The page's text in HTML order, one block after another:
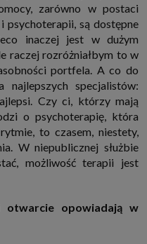
danych zobowiązującej
danych i niekorzystania z
internetowych takich jak pliki
i przetwarzania danych
i reklam oraz analizowania
W ten sposób technologię tę
SAGIER oraz nasi Zaufani
reklamy do Twoich preferencji.
w plikach i przechowywane na
tablet, smartphone itp.),
każdorazowym wejściu na
strony w Internecie.
cookie i ich funkcjonowania
aby ograniczyć lub wyłączyć
zarówno w postaci
psychoterapii, są dostępne
inaczej jest w dużym
raczej rozróżniałbym to w
portfela. A co do
specjalistów:
Czy ci, którzy mają
o psychoterapię, która
to czasem, niestety,
W niepublicznej służbie
możliwość terapii jest
opowiadają w